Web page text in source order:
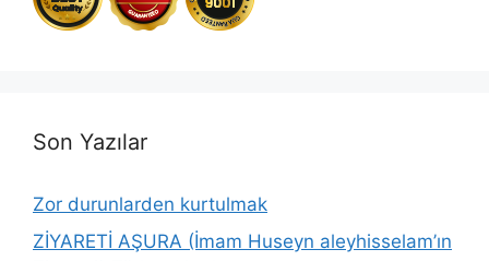
Son Yazılar
Zor durunlarden kurtulmak
ZİYARETİ AŞURA (İmam Huseyn aleyhisselam’ın